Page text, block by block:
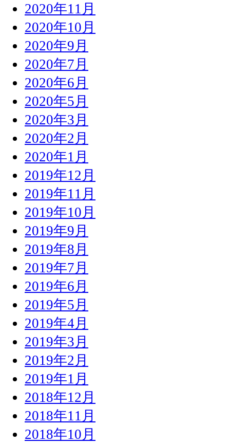
2020年11月
2020年10月
2020年9月
2020年7月
2020年6月
2020年5月
2020年3月
2020年2月
2020年1月
2019年12月
2019年11月
2019年10月
2019年9月
2019年8月
2019年7月
2019年6月
2019年5月
2019年4月
2019年3月
2019年2月
2019年1月
2018年12月
2018年11月
2018年10月